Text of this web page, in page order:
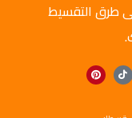
طرق التقسيط